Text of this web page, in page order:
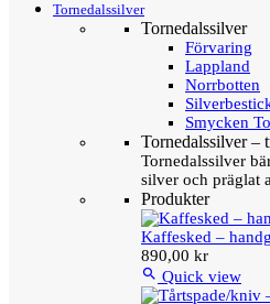
Tornedalssilver
Tornedalssilver
Förvaring
Lappland
Norrbotten
Smycken
Tornedalssilver –
Tornedalssilver
silver och präglat
Produkter
Kaffesked –
890,00 kr
 Quick view